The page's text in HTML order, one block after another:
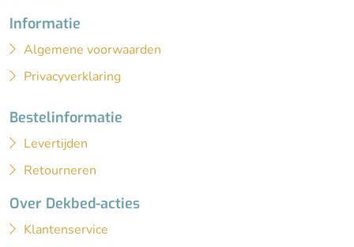
Informatie
Algemene voorwaarden
Privacyverklaring
Bestelinformatie
Levertijden
Retourneren
Over Dekbed-acties
Klantenservice